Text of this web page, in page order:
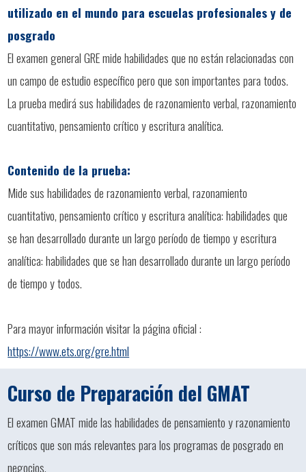
utilizado en el mundo para escuelas profesionales y de
posgrado
El examen general GRE mide habilidades que no están relacionadas con
un campo de estudio específico pero que son importantes para todos.
La prueba medirá sus habilidades de razonamiento verbal, razonamiento
cuantitativo, pensamiento crítico y escritura analítica.
Contenido de la prueba:
Mide sus habilidades de razonamiento verbal, razonamiento
cuantitativo, pensamiento crítico y escritura analítica: habilidades que
se han desarrollado durante un largo período de tiempo y escritura
analítica: habilidades que se han desarrollado durante un largo período
de tiempo y todos.
Para mayor información visitar la página oficial :
https://www.ets.org/gre.html
Curso de Preparación del GMAT
El examen GMAT mide las habilidades de pensamiento y razonamiento
críticos que son más relevantes para los programas de posgrado en
negocios.